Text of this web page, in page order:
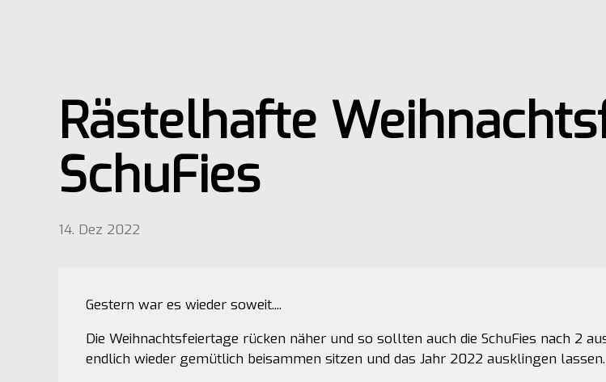
Rästelhafte
SchuFies
14. Dez 2022
Gestern war es wieder soweit....
Die Weihnachtsfeiertage rücken näher und so sollten auch die SchuFies nach 2
endlich wieder gemütlich beisammen sitzen und das Jahr 2022 ausklingen lassen.